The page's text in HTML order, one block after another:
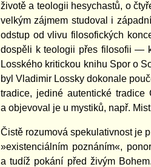
životě a teologii hesychastů, o
velkým zájmem studoval i
odstup od vlivu filosofických
dospěli k teologii přes filosofii —
Losského kritickou knihu Spor o
byl Vladimir Lossky dokonale
tradice, jediné autentické
a objevoval je u mystiků, např.
Čistě rozumová spekulativnost je
»existenciálním poznáním«,
a tudíž pokání před živým